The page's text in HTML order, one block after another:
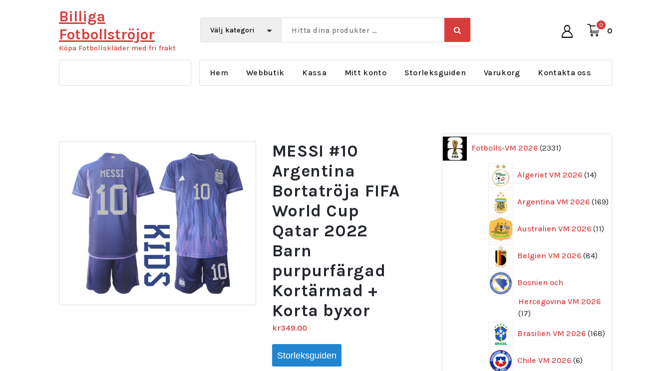
Billiga
Fotbollströjor
Köpa Fotbollskläder med fri frakt
0
0
Hem Webbutik Kassa Mitt konto Storleksguiden Varukorg Kontakta oss
MESSI #10
Argentina
Bortatröja FIFA
World Cup
Qatar 2022
Barn
purpurfärgad
Kortärmad +
Korta byxor
kr349.00
Storleksguiden
Fotbolls-VM 2026 2331
produkter
Algeriet VM 2026 14
produkter
Argentina VM 2026 169
produkter
Australien VM 2026 11
produkter
Belgien VM 2026 84
produkter
Bosnien och
Hercegovina VM 2026
1717
Brasilien VM 2026 168
produkter
Chile VM 2026 6
produkter